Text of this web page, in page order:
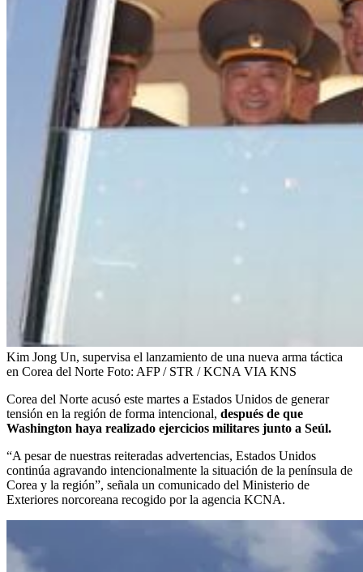
Kim Jong Un, supervisa el lanzamiento de una nueva arma táctica
en Corea del Norte Foto: AFP / STR / KCNA VIA KNS
Corea del Norte acusó este martes a Estados Unidos de generar
tensión en la región de forma intencional, después de que
Washington haya realizado ejercicios militares junto a Seúl.
“A pesar de nuestras reiteradas advertencias, Estados Unidos
continúa agravando intencionalmente la situación de la península de
Corea y la región”, señala un comunicado del Ministerio de
Exteriores norcoreana recogido por la agencia KCNA.